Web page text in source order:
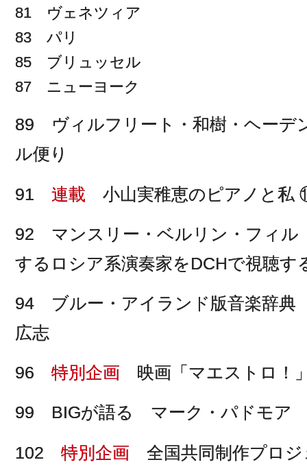
81 ヴェネツィア
83 パリ
85 ブリュッセル
87 ニューヨーク
89 ヴィルフリート・和樹・ヘーデ
ル便り
91 連載 小山実稚恵のピアノと
92 マンスリー・ベルリン・フィ
するロシア系演奏家をDCHで視聴す
94 ブルー・アイランド版音楽辞
広志
96 特別企画 映画「マエストロ！
99 BIGが語る マーク・パドモア
102 特別企画 全国共同制作プロジ